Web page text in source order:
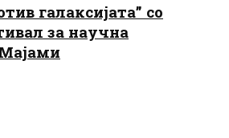
галаксијата” со
за научна